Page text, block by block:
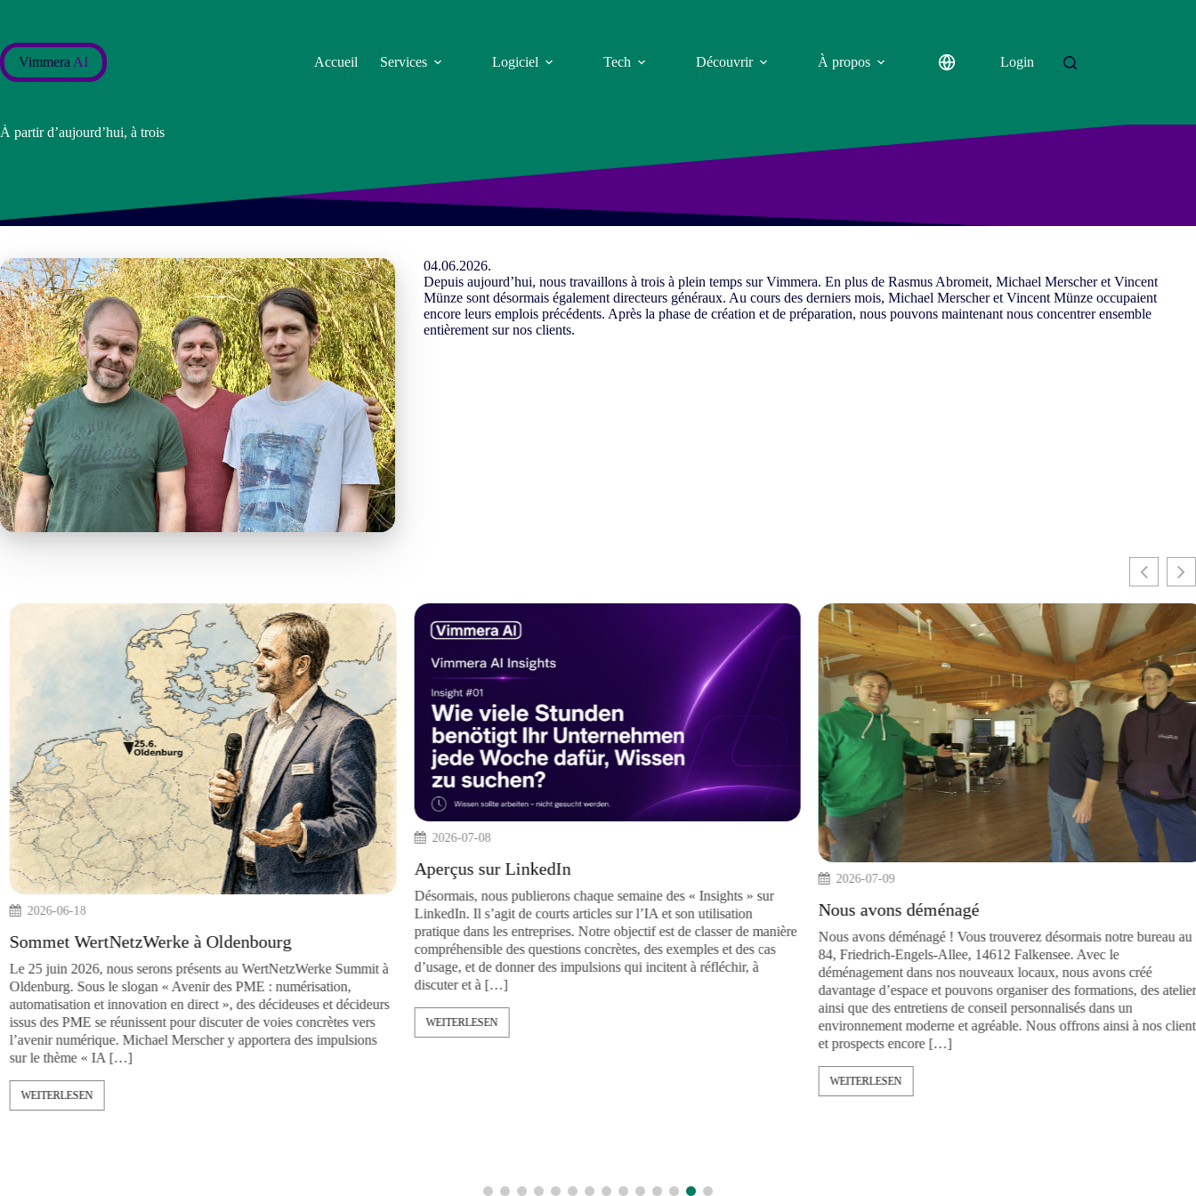
Vimmera AI Accueil Services Logiciel Tech Découvrir À propos Login
À partir d’aujourd’hui, à trois
04.06.2026.
Depuis aujourd’hui, nous travaillons à trois à plein temps sur Vimmera. En plus de Rasmus Abromeit, Michael Merscher et Vincent
Münze sont désormais également directeurs généraux. Au cours des derniers mois, Michael Merscher et Vincent Münze occupaient
encore leurs emplois précédents. Après la phase de création et de préparation, nous pouvons maintenant nous concentrer ensemble
entièrement sur nos clients.
Nous avons déménagé
Nous avons déménagé ! Vous trouverez
84, Friedrich-Engels-Allee, 14612
déménagement dans nos nouveaux
davantage d’espace et pouvons organiser
ainsi que des entretiens de conseil
environnement moderne et agréable.
Aperçus sur LinkedIn
Désormais, nous publierons chaque semaine des « Insights » sur
LinkedIn. Il s’agit de courts articles sur l’IA et son utilisation
pratique dans les entreprises. Notre objectif est de classer de manière
compréhensible des questions concrètes, des exemples et des cas
d’usage, et de donner des impulsions qui incitent à réfléchir, à
Sommet WertNetzWerke à Oldenbourg
Le 25 juin 2026, nous serons présents au WertNetzWerke Summit à
Oldenburg. Sous le slogan « Avenir des PME : numérisation,
automatisation et innovation en direct », des décideuses et décideurs
issus des PME se réunissent pour discuter de voies concrètes vers
l’avenir numérique. Michael Merscher y apportera des impulsions
raison de son
à l’intersection de
plusieurs
Nous ne les